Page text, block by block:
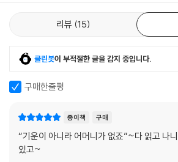
리뷰 15
클린봇이 부적절한 글을 감지 중입니다.
구매한줄평
종이책 구매
“기운이 아니라 어머니가 없죠”~다 읽고 나
있고~